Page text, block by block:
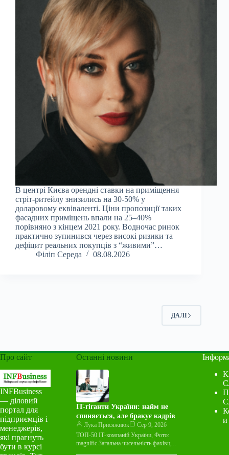
В центрі Києва орендні ставки на приміщення
стріт-ритейлу знизились на 30-50% у
доларовому еквіваленті. Ціни пропозиції таких
фасадних приміщень впали на 25–40%
порівняно з кінцем 2021 року. Водночас ринок
практично зупинився через високі ризики та
дефіцит реальних покупців з “живими”…
Філіп Середа
08.08.2026
ДАЛІ
Про сайт
INFBusiness
— діловий
портал для
підприємців і
менеджерів,
які прагнуть
бути в курсі
Останні новини
IT-гіганти України: найм не
спиняється, але бракує кадрів
Лука Присяжнюк
Сер 9, 2026
ТОП-50 ІТ-компаній України, Фото:
magnific Загальна чисельність фахівців
и